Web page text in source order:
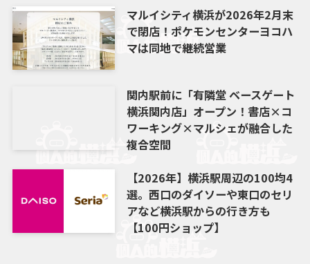
マルイシティ横浜が2026年2月末
で閉店！ポケモンセンターヨコハ
マは同地で継続営業
関内駅前に「有隣堂 ベースゲート
横浜関内店」オープン！書店×コ
ワーキング×マルシェが融合した
複合空間
【2026年】横浜駅周辺の100均4
選。西口のダイソーや東口のセリ
アなど横浜駅からの行き方も
【100円ショップ】